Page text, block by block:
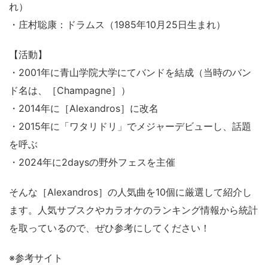
れ）
・庄村聡康：ドラムス（1985年10月25日生まれ）
【活動】
・2001年に青山学院大学にてバンドを結成（当時のバン
ド名は、［Champagne］）
・2014年に［Alexandros］に改名
・2015年に「ワタリドリ」でメジャーデビューし、話題
を呼ぶ
・2024年に2daysの野外フェスを主催
そんな［Alexandros］の人気曲を10個に厳選して紹介し
ます。人気サブスクやカラオケのランキング情報から統計
を取っているので、ぜひ参考にしてください！
※参考サイト